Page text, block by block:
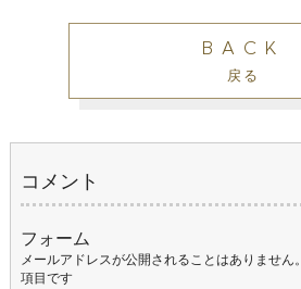
BACK
戻る
コメント
フォーム
メールアドレスが公開されることはありません。
項目です